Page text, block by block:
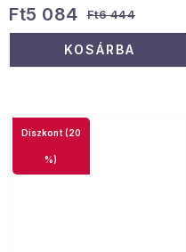
Ft5 084 Ft6 444
KOSÁRBA
(20
%)